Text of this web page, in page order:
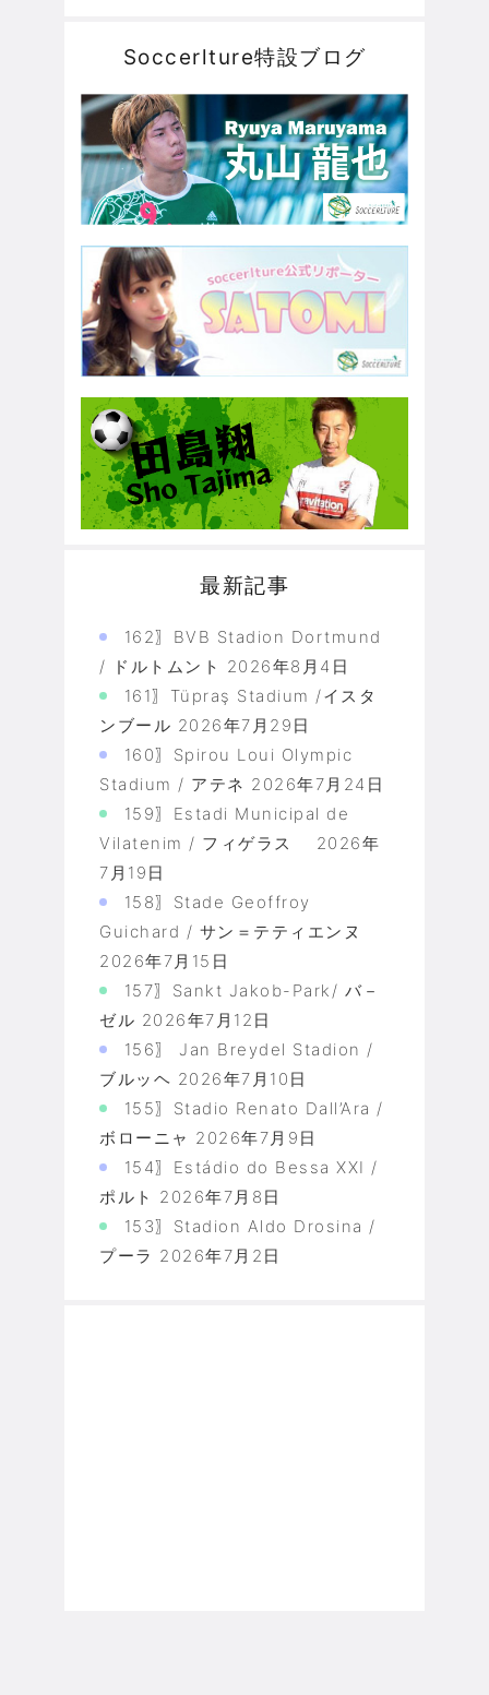
Soccerlture特設ブログ
最新記事
162〗BVB Stadion Dortmund
/ ドルトムント 2026年8月4日
161〗Tüpraş Stadium /イスタ
ンブール 2026年7月29日
160〗Spirou Loui Olympic
Stadium / アテネ 2026年7月24日
159〗Estadi Municipal de
Vilatenim / フィゲラス
2026年
7月19日
158〗Stade Geoffroy
Guichard / サン＝テティエンヌ
2026年7月15日
157〗Sankt Jakob-Park/ バ－
ゼル 2026年7月12日
156〗 Jan Breydel Stadion /
ブルッヘ 2026年7月10日
155〗Stadio Renato Dall’Ara /
ボローニャ 2026年7月9日
154〗Estádio do Bessa XXI /
ポルト 2026年7月8日
153〗Stadion Aldo Drosina /
プーラ 2026年7月2日